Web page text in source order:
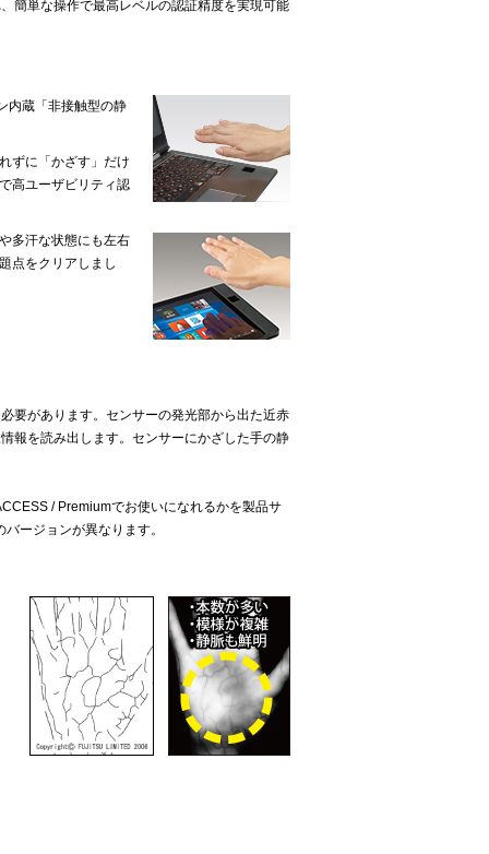
簡単な操作で最高レベルの認証精度を実現可能
内蔵「非接触型の静
ずに「かざす」だけ
高ユーザビリティ認
多汗な状態にも左右
点をクリアしまし
要があります。センサーの発光部から出た近赤
報を読み出します。センサーにかざした手の静
/ Premiumでお使いになれるかを製品サ
バージョンが異なります。